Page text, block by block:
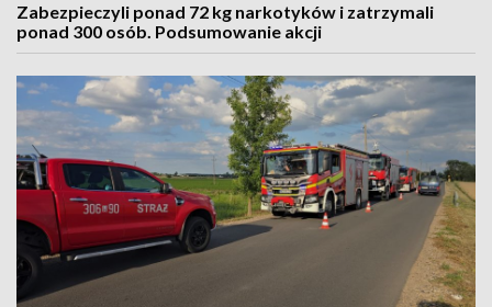
Zabezpieczyli ponad 72 kg narkotyków i zatrzymali
ponad 300 osób. Podsumowanie akcji